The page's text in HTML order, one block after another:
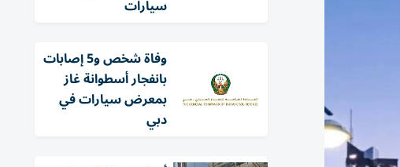
سيارات
وفاة شخص و5 إصابات
بانفجار أسطوانة غاز
بمعرض سيارات في
دبي